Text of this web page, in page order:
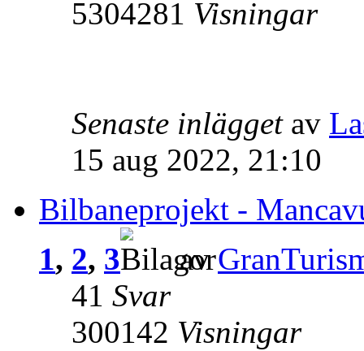
5304281 Visningar
Senaste inlägget av
15 aug 2022, 21:10
Bilbaneprojekt -
1, 2, 3 av
41 Svar
300142 Visningar